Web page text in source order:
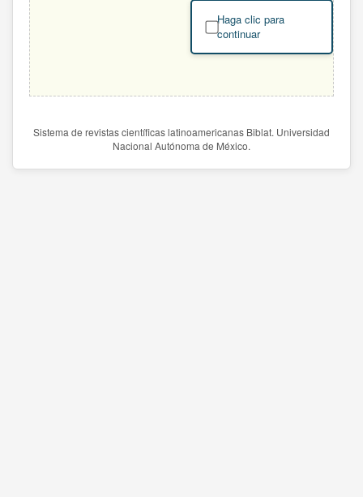
Haga clic para
continuar
Sistema de revistas científicas latinoamericanas Biblat. Universidad
Nacional Autónoma de México.